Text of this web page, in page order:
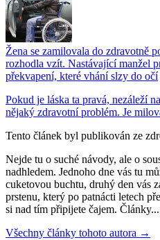
Žena se zamilovala do zdravotně
rozhodla vzít. Nastávající manžel
překvapení, které vhání slzy do očí
Pokud je láska ta pravá, nezáleží
nějaký zdravotní problém. Je
Tento článek byl publikován ze
Nejde tu o suché návody, ale o
nadhledem. Jednoho dne vás tu
cuketovou buchtu, druhý den vás
prstenu, který po patnácti letech
si nad tím připijete čajem. Články...
Všechny články tohoto autora →